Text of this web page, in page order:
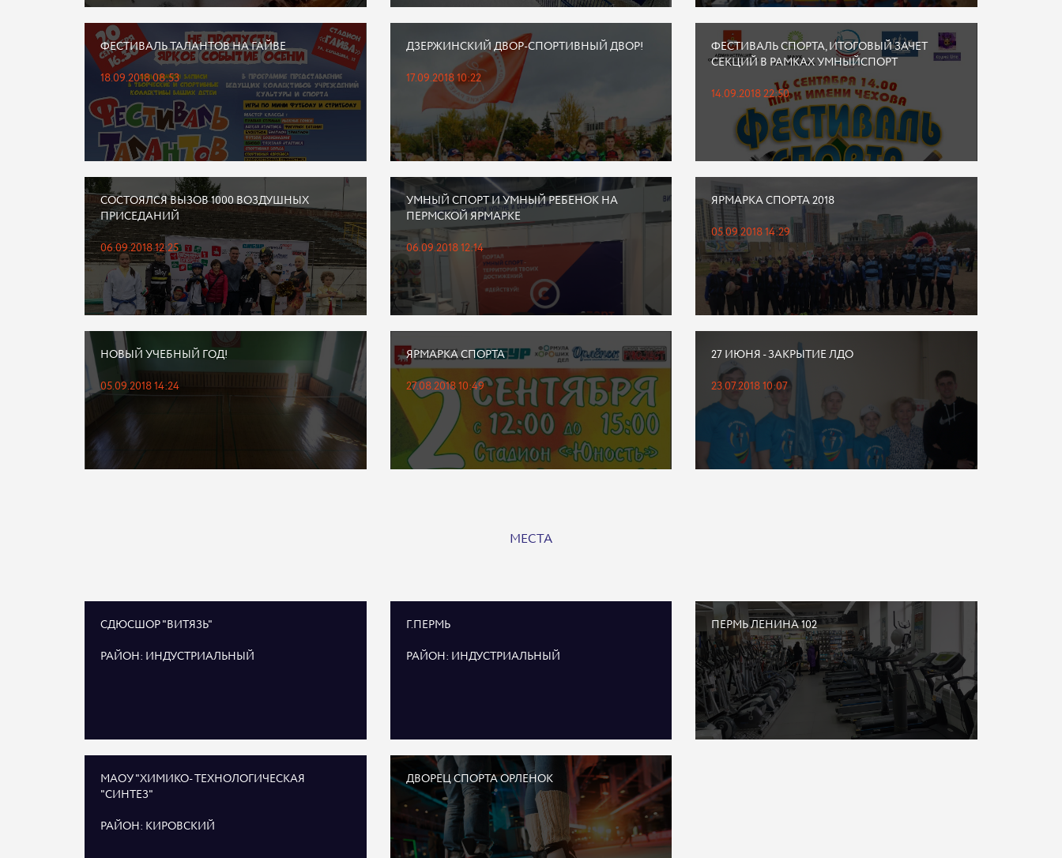
ФЕСТИВАЛЬ ТАЛАНТОВ НА ГАЙВЕ
18.09.2018 08:53
ДЗЕРЖИНСКИЙ ДВОР-СПОРТИВНЫЙ ДВОР!
17.09.2018 10:22
ФЕСТИВАЛЬ СПОРТА, ИТОГОВЫЙ ЗАЧЕТ
СЕКЦИЙ В РАМКАХ УМНЫЙСПОРТ
14.09.2018 22:50
СОСТОЯЛСЯ ВЫЗОВ 1000 ВОЗДУШНЫХ
ПРИСЕДАНИЙ
06.09.2018 12:25
УМНЫЙ СПОРТ И УМНЫЙ РЕБЕНОК НА
ПЕРМСКОЙ ЯРМАРКЕ
06.09.2018 12:14
ЯРМАРКА СПОРТА 2018
05.09.2018 14:29
НОВЫЙ УЧЕБНЫЙ ГОД!
05.09.2018 14:24
ЯРМАРКА СПОРТА
27.08.2018 10:49
27 ИЮНЯ - ЗАКРЫТИЕ ЛДО
23.07.2018 10:07
МЕСТА
СДЮСШОР "ВИТЯЗЬ"
РАЙОН: ИНДУСТРИАЛЬНЫЙ
Г.ПЕРМЬ
РАЙОН: ИНДУСТРИАЛЬНЫЙ
ПЕРМЬ ЛЕНИНА 102
МАОУ "ХИМИКО- ТЕХНОЛОГИЧЕСКАЯ
"СИНТЕЗ"
РАЙОН: КИРОВСКИЙ
ДВОРЕЦ СПОРТА ОРЛЕНОК